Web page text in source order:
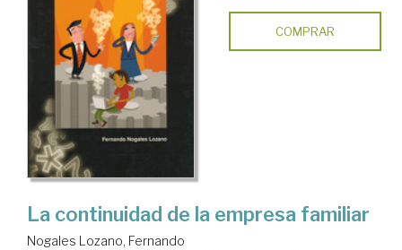
COMPRAR
La continuidad de la empresa familiar
Nogales Lozano, Fernando